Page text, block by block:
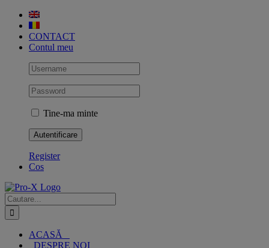
Skip
contentCONTACT
Contul meu
Tine-ma minte
Register
Cos
Cautare...
ACASĂ
DESPRE NOI